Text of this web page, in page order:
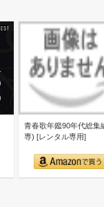
青春歌年鑑90年代総集
専) [レンタル専用]